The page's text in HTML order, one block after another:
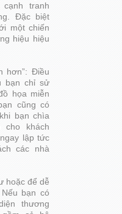
tranh
Đặc biệt
một chiến
hiệu hiệu
hơn”: Điều
bạn chỉ sử
họa miễn
cũng có
bạn chìa
cho khách
lập tức
các nhà
hoặc để dễ
bạn có
thương